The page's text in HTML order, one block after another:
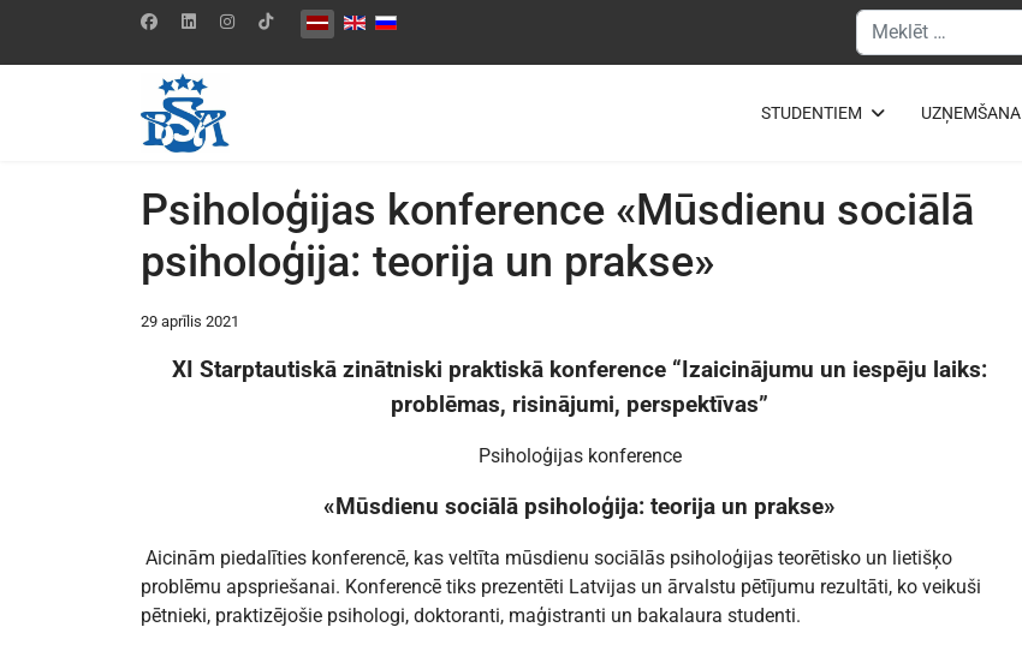
Izvēlieties valodu Meklēšanas forma
STUDENTIEM UZŅEMŠANA
Psiholoģijas konference «Mūsdienu sociālā
psiholoģija: teorija un prakse»
29 aprīlis 2021
XI Starptautiskā zinātniski praktiskā konference “Izaicinājumu un iespēju laiks:
problēmas, risinājumi, perspektīvas”
Psiholoģijas konference
«Mūsdienu sociālā psiholoģija: teorija un prakse»
Aicinām piedalīties konferencē, kas veltīta mūsdienu sociālās psiholoģijas teorētisko un lietišķo
problēmu apspriešanai. Konferencē tiks prezentēti Latvijas un ārvalstu pētījumu rezultāti, ko veikuši
pētnieki, praktizējošie psihologi, doktoranti, maģistranti un bakalaura studenti.